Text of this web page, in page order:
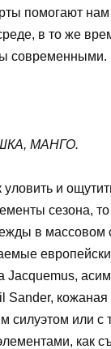
помогают нам
в то же
современными.
МАНГО.
уловить и
сезона, то
в массовом
Jacquemus,
Sander,
силуэтом или с
как